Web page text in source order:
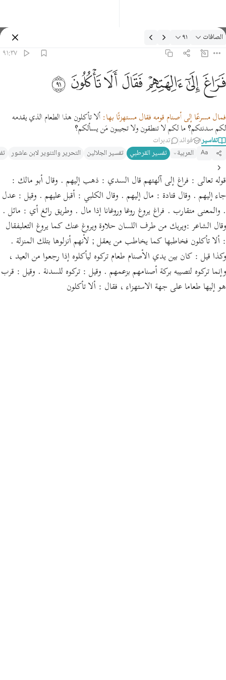
التفسير: الصافات ٩١:٣٧
الصافات ٩١
٩١:٣٧
فراغ الى الهتهم فقال الا تاكلون ٩١
فَرَاغَ إِلَىٰٓ ءَالِهَتِهِمْ فَقَالَ أَلَا تَأْكُلُونَ ٩١
ﲊﲋﲌﲍﲎﲏ ﲐ
فمال مسرعًا إلى أصنام قومه فقال مستهزئًا بها: ألا تأكلون هذا الطعام الذي يقدمه
لكم سدنتكم؟ ما لكم لا تنطقون ولا تجيبون مَن يسألكم؟
تفاسير فوائد تدبرات
Aa العربية تفسير القرطبي‎ تفسير الجلالين التحرير والتنوير لابن عاشور
قوله تعالى : فراغ إلى آلهتهم قال السدي : ذهب إليهم . وقال أبو مالك :
جاء إليهم . وقال قتادة : مال إليهم . وقال الكلبي : أقبل عليهم . وقيل : عدل
. والمعنى متقارب . فراغ يروغ روغا وروغانا إذا مال . وطريق رائغ أي : مائل .
وقال الشاعر :ويريك من طرف اللسان حلاوة ويروغ عنك كما يروغ الثعلبفقال
: ألا تأكلون فخاطبها كما يخاطب من يعقل ; لأنهم أنزلوها بتلك المنزلة .
وكذا قيل : كان بين يدي الأصنام طعام تركوه ليأكلوه إذا رجعوا من العيد ،
وإنما تركوه لتصيبه بركة أصنامهم بزعمهم . وقيل : تركوه للسدنة . وقيل : قرب
هو إليها طعاما على جهة الاستهزاء ، فقال : ألا تأكلون